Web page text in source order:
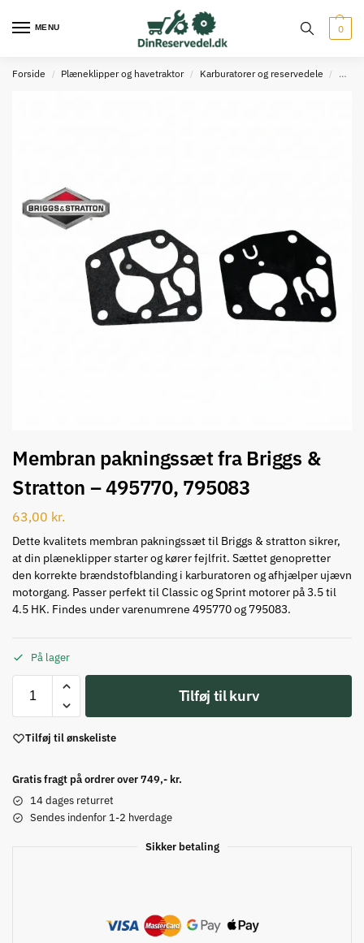
MENU 0
Forside / Plæneklipper og havetraktor / Karburatorer og reservedele /
Membran pakningssæt fra Briggs &
Stratton – 495770, 795083
63,00 kr.
Dette kvalitets membran pakningssæt til Briggs & stratton sikrer,
at din plæneklipper starter og kører fejlfrit. Sættet genopretter
den korrekte brændstofblanding i karburatoren og afhjælper ujævn
motorgang. Passer perfekt til Classic og Sprint motorer på 3.5 til
4.5 HK. Findes under varenumrene 495770 og 795083.
På lager
Tilføj til kurv
Tilføj til ønskeliste
Gratis fragt på ordrer over 749,- kr.
14 dages returret
Sendes indenfor 1-2 hverdage
Sikker betaling